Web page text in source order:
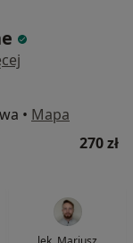
• Mapa
270 zł